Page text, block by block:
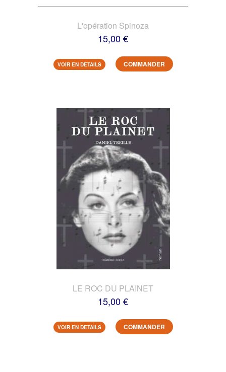
L'opération Spinoza
15,00 €
VOIR EN DETAILS COMMANDER
LE ROC DU PLAINET
15,00 €
VOIR EN DETAILS COMMANDER